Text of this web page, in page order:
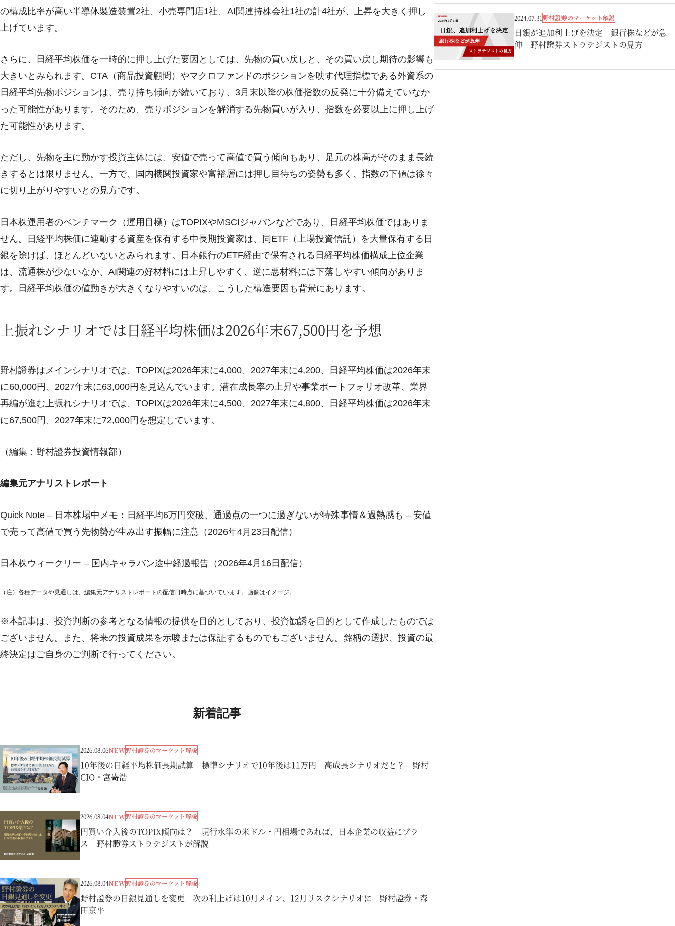
の構成比率が高い半導体製造装置2社、小売専門店1社、AI関連持株会社1社の計4社が、上昇を大きく押し
上げています。
さらに、日経平均株価を一時的に押し上げた要因としては、先物の買い戻しと、その買い戻し期待の影響も
大きいとみられます。CTA（商品投資顧問）やマクロファンドのポジションを映す代理指標である外資系の
日経平均先物ポジションは、売り持ち傾向が続いており、3月末以降の株価指数の反発に十分備えていなか
った可能性があります。そのため、売りポジションを解消する先物買いが入り、指数を必要以上に押し上げ
た可能性があります。
ただし、先物を主に動かす投資主体には、安値で売って高値で買う傾向もあり、足元の株高がそのまま長続
きするとは限りません。一方で、国内機関投資家や富裕層には押し目待ちの姿勢も多く、指数の下値は徐々
に切り上がりやすいとの見方です。
日本株運用者のベンチマーク（運用目標）はTOPIXやMSCIジャパンなどであり、日経平均株価ではありま
せん。日経平均株価に連動する資産を保有する中長期投資家は、同ETF（上場投資信託）を大量保有する日
銀を除けば、ほとんどいないとみられます。日本銀行のETF経由で保有される日経平均株価構成上位企業
は、流通株が少ないなか、AI関連の好材料には上昇しやすく、逆に悪材料には下落しやすい傾向がありま
す。日経平均株価の値動きが大きくなりやすいのは、こうした構造要因も背景にあります。
上振れシナリオでは日経平均株価は2026年末67,500円を予想
野村證券はメインシナリオでは、TOPIXは2026年末に4,000、2027年末に4,200、日経平均株価は2026年末
に60,000円、2027年末に63,000円を見込んでいます。潜在成長率の上昇や事業ポートフォリオ改革、業界
再編が進む上振れシナリオでは、TOPIXは2026年末に4,500、2027年末に4,800、日経平均株価は2026年末
に67,500円、2027年末に72,000円を想定しています。
（編集：野村證券投資情報部）
編集元アナリストレポート
Quick Note – 日本株場中メモ：日経平均6万円突破、通過点の一つに過ぎないが特殊事情＆過熱感も – 安値
で売って高値で買う先物勢が生み出す振幅に注意（2026年4月23日配信）
日本株ウィークリー – 国内キャラバン途中経過報告（2026年4月16日配信）
（注）各種データや見通しは、編集元アナリストレポートの配信日時点に基づいています。画像はイメージ。
※本記事は、投資判断の参考となる情報の提供を目的としており、投資勧誘を目的として作成したものでは
ございません。また、将来の投資成果を示唆または保証するものでもございません。銘柄の選択、投資の最
終決定はご自身のご判断で行ってください。
新着記事
2026.08.06NEW野村證券のマーケット解説
10年後の日経平均株価長期試算 標準シナリオで10年後は11万円 高成長シナリオだと？ 野村
CIO・宮嵜浩
2026.08.04NEW野村證券のマーケット解説
円買い介入後のTOPIX傾向は？ 現行水準の米ドル・円相場であれば、日本企業の収益にプラ
ス 野村證券ストラテジストが解説
2026.08.04NEW野村證券のマーケット解説
野村證券の日銀見通しを変更 次の利上げは10月メイン、12月リスクシナリオに 野村證券・森
田京平
2024.07.31野村證券のマーケット解説
日銀が追加利上げを決定 銀行株などが急
伸 野村證券ストラテジストの見方